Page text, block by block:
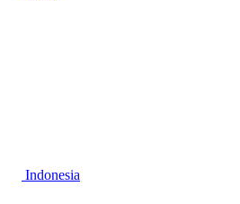
Indonesia